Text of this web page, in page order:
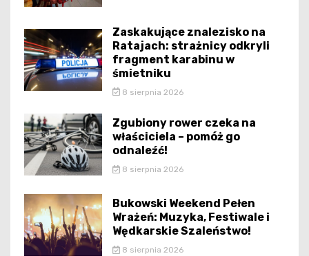
Zaskakujące znalezisko na
Ratajach: strażnicy odkryli
fragment karabinu w
śmietniku
8 sierpnia 2026
Zgubiony rower czeka na
właściciela – pomóż go
odnaleźć!
8 sierpnia 2026
Bukowski Weekend Pełen
Wrażeń: Muzyka, Festiwale i
Wędkarskie Szaleństwo!
8 sierpnia 2026